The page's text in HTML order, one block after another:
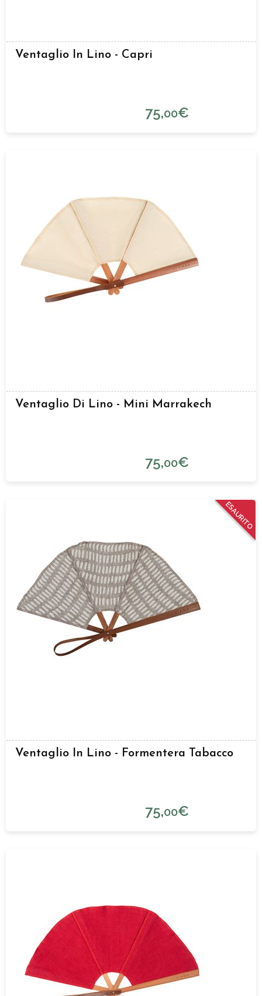
Ventaglio In Lino - Capri
75,00€
Ventaglio Di Lino - Mini Marrakech
75,00€
ESAURITO
Ventaglio In Lino - Formentera Tabacco
75,00€